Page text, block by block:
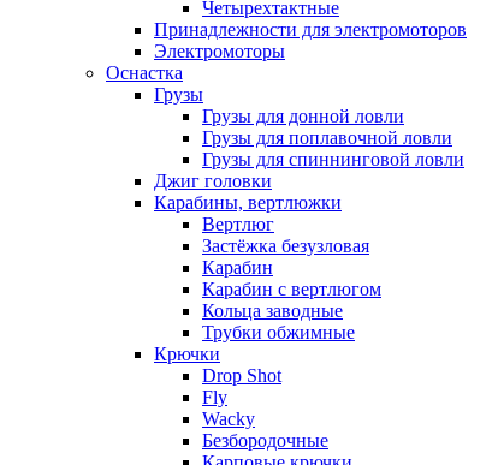
Четырехтактные
Принадлежности для электромоторов
Электромоторы
Оснастка
Грузы
Грузы для донной ловли
Грузы для поплавочной ловли
Грузы для спиннинговой ловли
Джиг головки
Карабины, вертлюжки
Вертлюг
Застёжка безузловая
Карабин
Карабин с вертлюгом
Кольца заводные
Трубки обжимные
Крючки
Drop Shot
Fly
Wacky
Безбородочные